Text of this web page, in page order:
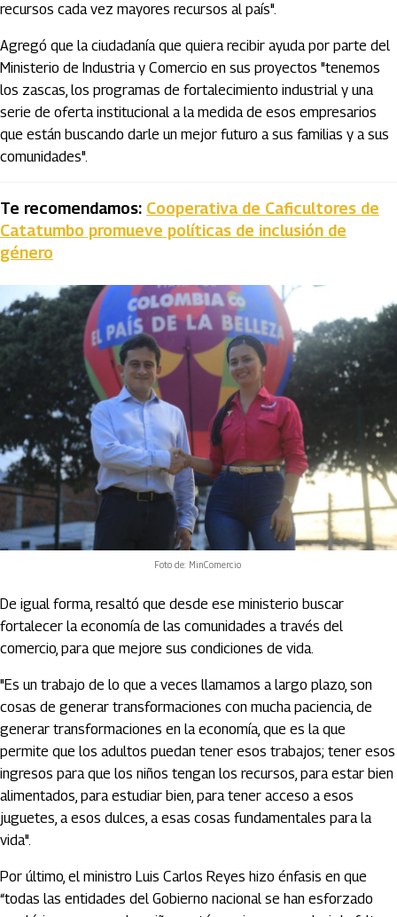
recursos cada vez mayores recursos al país".
Agregó que la ciudadanía que quiera recibir ayuda por parte del
Ministerio de Industria y Comercio en sus proyectos "tenemos
los zascas, los programas de fortalecimiento industrial y una
serie de oferta institucional a la medida de esos empresarios
que están buscando darle un mejor futuro a sus familias y a sus
comunidades".
Te recomendamos: Cooperativa de Caficultores de
Catatumbo promueve políticas de inclusión de
género
Foto de: MinComercio
De igual forma, resaltó que desde ese ministerio buscar
fortalecer la economía de las comunidades a través del
comercio, para que mejore sus condiciones de vida.
"Es un trabajo de lo que a veces llamamos a largo plazo, son
cosas de generar transformaciones con mucha paciencia, de
generar transformaciones en la economía, que es la que
permite que los adultos puedan tener esos trabajos; tener esos
ingresos para que los niños tengan los recursos, para estar bien
alimentados, para estudiar bien, para tener acceso a esos
juguetes, a esos dulces, a esas cosas fundamentales para la
vida".
Por último, el ministro Luis Carlos Reyes hizo énfasis en que
“todas las entidades del Gobierno nacional se han esforzado